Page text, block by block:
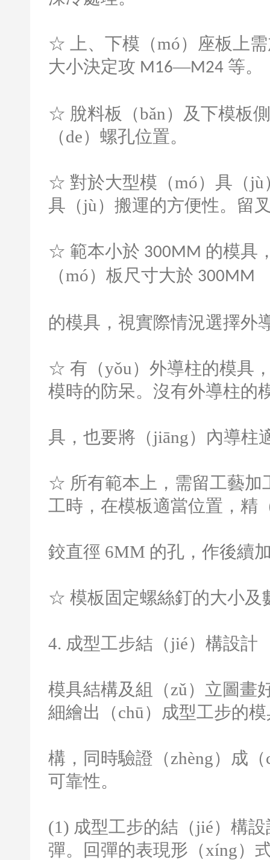
☆ 上、下模（mó）座板上
大小決定攻 M16—M24 等。
☆ 脫料板（bǎn）及下模板
（de）螺孔位置。
☆ 對於大型模（mó）具（jù
具（jù）搬運的方便性。留
☆ 範本小於 300MM 的模具
（mó）板尺寸大於 300MM
的模具，視實際情況選擇外
☆ 有（yǒu）外導柱的模具
模時的防呆。沒有外導柱的
具，也要將（jiāng）內導柱
☆ 所有範本上，需留工藝加
工時，在模板適當位置，精
鉸直徑 6MM 的孔，作後續
☆ 模板固定螺絲釘的大小及
4. 成型工步結（jié）構設計
模具結構及組（zǔ）立圖畫
細繪出（chū）成型工步的
構，同時驗證（zhèng）成
可靠性。
(1) 成型工步的結（jié）構
彈。回彈的表現形（xíng）